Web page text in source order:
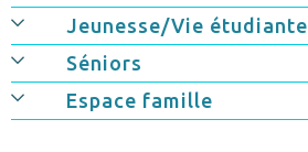
Jeunesse/Vie étudiante
Séniors
Espace famille